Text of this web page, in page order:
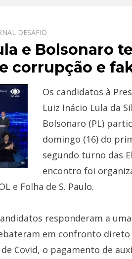
DESAFIO
e Bolsonaro
corrupção e
Os candidatos à
Luiz Inácio Lula da
Bolsonaro (PL)
domingo (16) do
segundo turno das
encontro foi
e Folha de S. Paulo.
responderam a
em confronto
Covid, o pagamento de